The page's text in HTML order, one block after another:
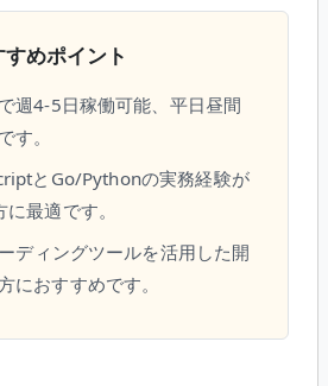
めポイント
週4-5日稼働可能、平日昼間
す。
とGo/Pythonの実務経験が
最適です。
ディングツールを活用した開
におすすめです。